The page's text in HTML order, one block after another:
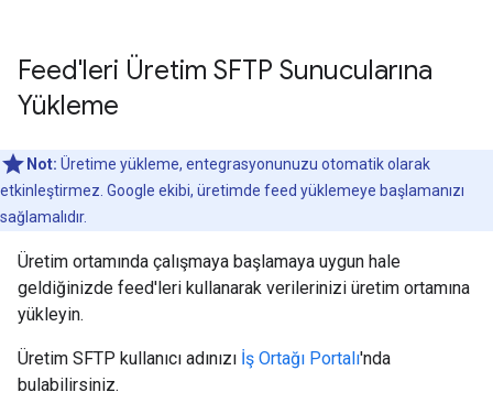
Feed'leri Üretim SFTP Sunucularına
Yükleme
Not: Üretime yükleme, entegrasyonunuzu otomatik olarak
etkinleştirmez. Google ekibi, üretimde feed yüklemeye başlamanızı
sağlamalıdır.
Üretim ortamında çalışmaya başlamaya uygun hale
geldiğinizde feed'leri kullanarak verilerinizi üretim ortamına
yükleyin.
Üretim SFTP kullanıcı adınızı İş Ortağı Portalı'nda
bulabilirsiniz.